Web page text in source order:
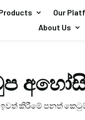
Our
About Us
කිරීමේ පනත්